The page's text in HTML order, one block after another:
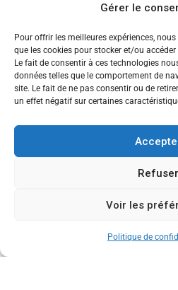
Gérer le
Pour offrir les meilleures expériences,
que les cookies pour stocker et/ou
Le fait de consentir à ces technologies
données telles que le comportement de
site. Le fait de ne pas consentir ou de
un effet négatif sur certaines
Refuser
Voir les
Politique de
Soirée
Sortie découverte
Tau
Voyage